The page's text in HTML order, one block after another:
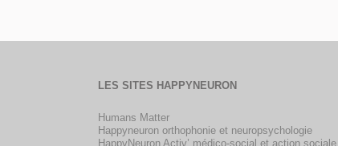
LES SITES HAPPYNEURON
Humans Matter
Happyneuron orthophonie et neuropsychologie
HappyNeuron Activ’ médico-social et action sociale